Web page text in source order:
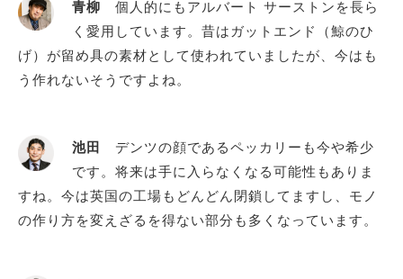
青柳 個人的にもアルバート サーストンを長ら
く愛用しています。昔はガットエンド（鯨のひ
げ）が留め具の素材として使われていましたが、今はも
う作れないそうですよね。
池田
デンツの顔であるペッカリーも今や希少
です。将来は手に入らなくなる可能性もありま
すね。今は英国の工場もどんどん閉鎖してますし、モノ
の作り方を変えざるを得ない部分も多くなっています。